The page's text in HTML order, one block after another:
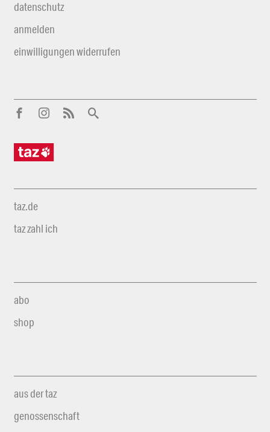
datenschutz
anmelden
einwilligungen widerrufen
taz.de
taz zahl ich
abo
shop
aus der taz
genossenschaft